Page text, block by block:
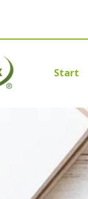
Start